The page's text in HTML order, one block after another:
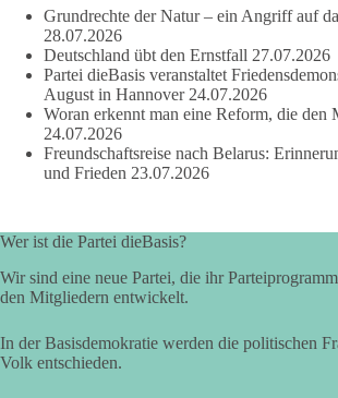
DieBasis
2 Tage(n) zuvor
Grundrechte der Natur – ein Angriff auf das
Im Politischen Frühschoppen diskutieren die
Verhältnis von Mensch, Natur und
Kann die Natur Träger eigener Grundrechte
Grundgesetzes sprengen? Mit dieser
beschäftigte sich die Teilnehmer des Politischen
Referent Frank Bothmann stellte die These auf,
Grundrechte der Natur – ein Angriff auf
28.07.2026
Deutschland übt den Ernstfall 27.07.2026
Partei dieBasis veranstaltet
August in Hannover 24.07.2026
Woran erkennt man eine Reform, die den
24.07.2026
Freundschaftsreise nach Belarus:
und Frieden 23.07.2026
Wer ist die Partei dieBasis?
Wir sind eine neue Partei, die ihr
den Mitgliedern entwickelt.
In der Basisdemokratie werden die politischen
Volk entschieden.